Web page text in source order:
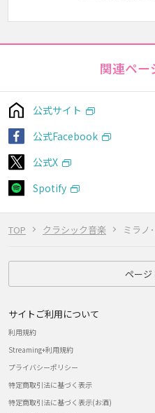
TOP クラシック音楽 ミラノ
関連ペー
公式サイト
公式Facebook
公式X
Spotify
ページ
サイトご利用について
利用規約
Streaming+利用規約
プライバシーポリシー
特定商取引法に基づく表示
特定商取引法に基づく表示(お酒)